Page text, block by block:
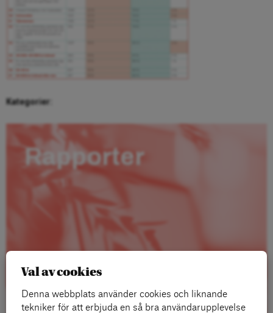
Kategorier:
Rapporter
Val av cookies
Denna webbplats använder cookies och liknande
tekniker för att erbjuda en så bra användarupplevelse